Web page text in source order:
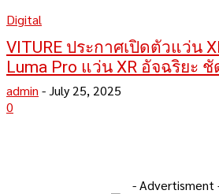
Digital
VITURE ประกาศเปิดตัวแว่น
Luma Pro แว่น XR อัจฉริยะ
admin - July 25, 2025
0
- Advertisment